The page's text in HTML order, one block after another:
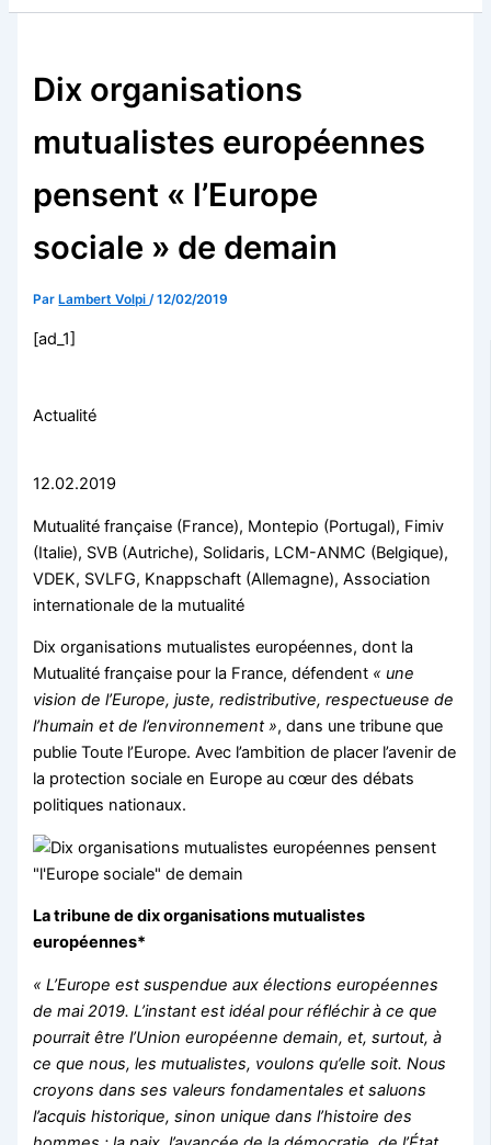
Dix organisations
mutualistes européennes
pensent « l’Europe
sociale » de demain
Par Lambert Volpi/12/02/2019
[ad_1]
Actualité
12.02.2019
Mutualité française (France), Montepio (Portugal), Fimiv
(Italie), SVB (Autriche), Solidaris, LCM-ANMC (Belgique),
VDEK, SVLFG, Knappschaft (Allemagne), Association
internationale de la mutualité
Dix organisations mutualistes européennes, dont la
Mutualité française pour la France, défendent « une
vision de l’Europe, juste, redistributive, respectueuse de
l’humain et de l’environnement », dans une tribune que
publie Toute l’Europe. Avec l’ambition de placer l’avenir de
la protection sociale en Europe au cœur des débats
politiques nationaux.
La tribune de dix organisations mutualistes
européennes*
« L’Europe est suspendue aux élections européennes
de mai 2019. L’instant est idéal pour réfléchir à ce que
pourrait être l’Union européenne demain, et, surtout, à
ce que nous, les mutualistes, voulons qu’elle soit. Nous
croyons dans ses valeurs fondamentales et saluons
l’acquis historique, sinon unique dans l’histoire des